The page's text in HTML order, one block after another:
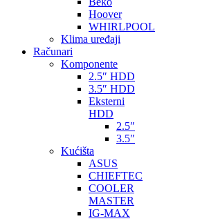
Hoover
WHIRLPOOL
Klima uređaji
Računari
Komponente
2.5″ HDD
3.5″ HDD
Eksterni
HDD
2.5″
3.5″
Kućišta
ASUS
CHIEFTEC
COOLER
MASTER
IG-MAX